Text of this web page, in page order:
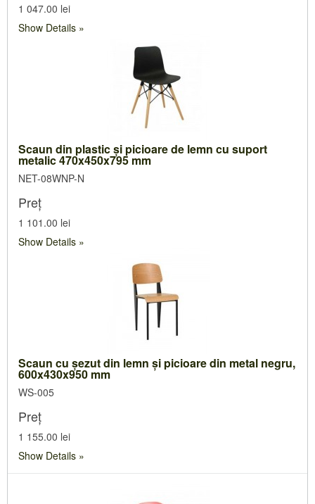
1 047.00 lei
Show Details
Scaun din plastic şi picioare de lemn cu suport
metalic 470x450x795 mm
NET-08WNP-N
Preț
1 101.00 lei
Show Details
Scaun cu şezut din lemn şi picioare din metal negru,
600x430x950 mm
WS-005
Preț
1 155.00 lei
Show Details
Hamace
MESE ȘI SCAUNE PENTRU TERASĂ
SALTELE PENTRU MOBILĂ DE GRĂDINĂ
Saltele și perne RATTAN
Perne pentru balansoar
Seturi pentru scaune și mese